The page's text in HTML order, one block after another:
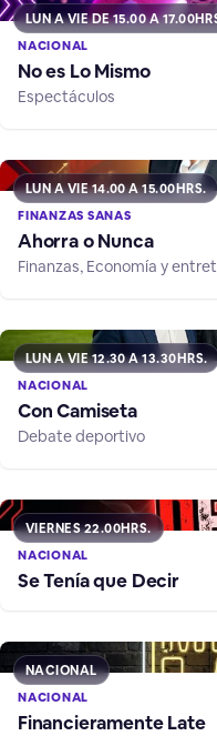
LUN A VIE DE 15.00 A
NACIONAL
No es Lo Mismo
Espectáculos
LUN A VIE 14.00 A 15.00HRS.
FINANZAS SANAS
Ahorra o Nunca
Finanzas, Economía y
LUN A VIE 12.30 A 13.30HRS.
NACIONAL
Con Camiseta
Debate deportivo
VIERNES 22.00HRS.
NACIONAL
Se Tenía que Decir
NACIONAL
NACIONAL
Financieramente Late